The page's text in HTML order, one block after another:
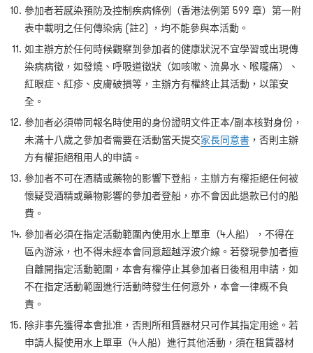
參加者若感染預防及控制疾病條例（香港法例第 599 章）第一附
表中載明之任何傳染病 (註2) ，均不能參與本活動。
如主辦方於任何時候觀察到參加者的健康狀況不宜學習或出現傳
染病病徵，如發燒、呼吸道徵狀（如咳嗽、流鼻水、喉嚨痛）、
紅眼症、紅疹、皮膚破損等，主辦方有權終止其活動，以策安
全。
參加者必須帶同報名時使用的身份證明文件正本/副本核對身份，
未滿十八歲之參加者需要在活動當天提交家長同意書 ，否則主辦
方有權拒絕租用人的申請。
參加者不可在酒精或藥物的影響下登船，主辦方有權拒絕任何被
懷疑受酒精或藥物影響的參加者登船，亦不會因此退款已付的船
費。
參加者必須在指定活動範圍內使用水上單車（4人船），不得在
區內游泳，也不得未經本會同意超越浮波介線。若發現參加者擅
自離開指定活動範圍，本會有權停止其參加者日後租用申請，如
不在指定活動範圍進行活動時發生任何意外，本會一律概不負
責。
除非事先獲得本會批准，否則所租賃器材只可作其指定用途。若
申請人擬使用水上單車（4人船）進行其他活動，須在租賃器材